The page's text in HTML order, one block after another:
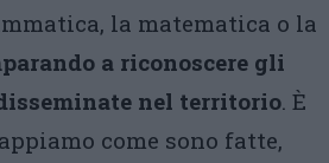
la matematica o la
a riconoscere gli
nel territorio. È
come sono fatte,